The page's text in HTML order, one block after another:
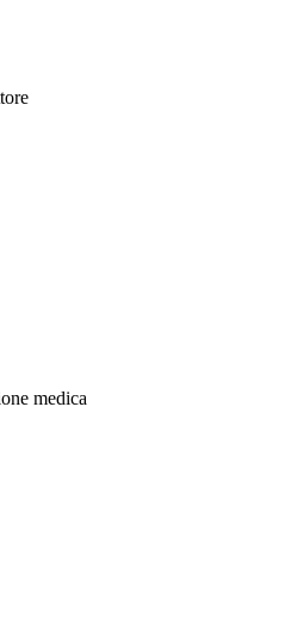
medica